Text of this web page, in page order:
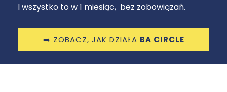
I wszystko to w 1 miesiąc, bez zobowiązań.
➡️ ZOBACZ, JAK DZIAŁA BA CIRCLE